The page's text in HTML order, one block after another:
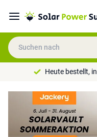
Heute bestellt,